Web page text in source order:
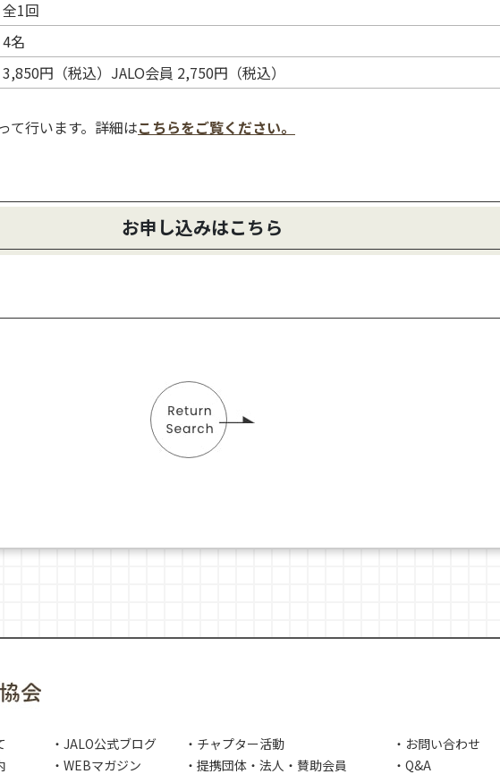
全1回
4名
3,850円（税込）JALO会員 2,750円（税込）
て行います。詳細はこちらをご覧ください。
お申し込みはこちら
・JALO公式ブログ ・チャプター活動
・お問い合わせ
・WEBマガジン ・提携団体・法人・賛助会員 ・Q&A